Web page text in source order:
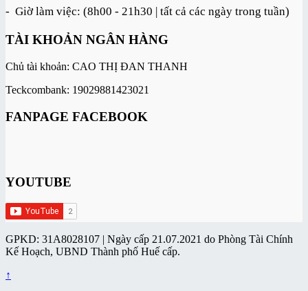
- Giờ làm việc: (8h00 - 21h30 | tất cả các ngày trong tuần)
TÀI KHOẢN NGÂN HÀNG
Chủ tài khoản: CAO THỊ ĐAN THANH
Teckcombank: 19029881423021
FANPAGE FACEBOOK
YOUTUBE
GPKD: 31A8028107 | Ngày cấp 21.07.2021 do Phòng Tài Chính
Kế Hoạch, UBND Thành phố Huế cấp.
↑